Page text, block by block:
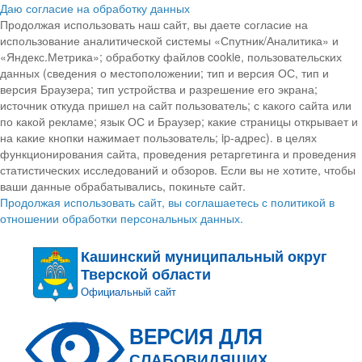
Даю согласие на обработку данных
Продолжая использовать наш сайт, вы даете согласие на
использование аналитической системы «Спутник/Аналитика» и
«Яндекс.Метрика»; обработку файлов cookie, пользовательских
данных (сведения о местоположении; тип и версия ОС, тип и
версия Браузера; тип устройства и разрешение его экрана;
источник откуда пришел на сайт пользователь; с какого сайта или
по какой рекламе; язык ОС и Браузер; какие страницы открывает и
на какие кнопки нажимает пользователь; ip-адрес). в целях
функционирования сайта, проведения ретаргетинга и проведения
статистических исследований и обзоров. Если вы не хотите, чтобы
ваши данные обрабатывались, покиньте сайт.
Продолжая использовать сайт, вы соглашаетесь с политикой в
отношении обработки персональных данных.